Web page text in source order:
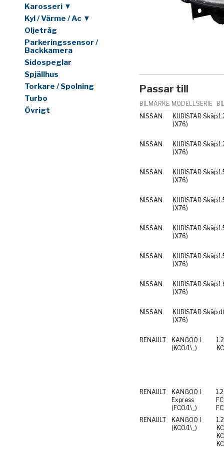
Karosseri ▼
Kyl / Värme / Ac ▼
Oljetråg
Parkeringssensor /
Backkamera
Sidospeglar
Spjällhus
Torkare / Spolning
Turbo
Övrigt
Passar till
BILMÄRKE MODELLSERIE
NISSAN
KUBISTAR Skåp
(X76)
NISSAN
KUBISTAR Skåp
(X76)
NISSAN
KUBISTAR Skåp
(X76)
NISSAN
KUBISTAR Skåp
(X76)
NISSAN
KUBISTAR Skåp
(X76)
NISSAN
KUBISTAR Skåp
(X76)
NISSAN
KUBISTAR Skåp
(X76)
NISSAN
KUBISTAR Skåp
(X76)
RENAULT
KANGOO I
(KC0/1\_)
1.2
RENAULT
KANGOO I
Express
(FC0/1\_)
RENAULT
KANGOO I
(KC0/1\_)